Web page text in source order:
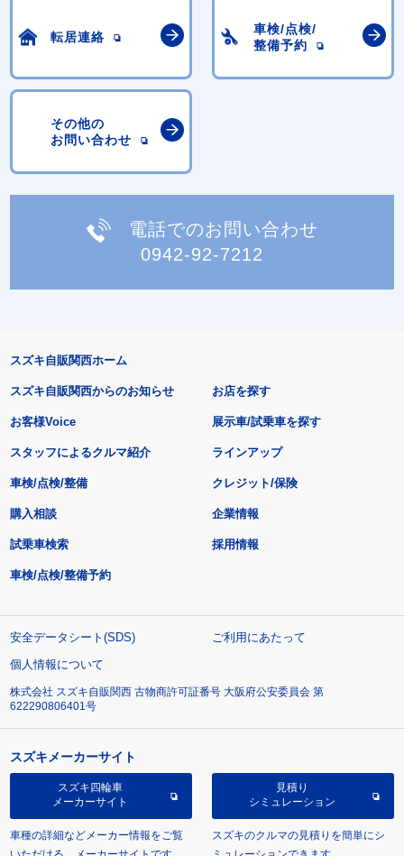
転居連絡
車検/点検/
整備予約
その他の
お問い合わせ
電話でのお問い合わせ
0942-92-7212
スズキ自販関西ホーム
スズキ自販関西からのお知らせ
お客様Voice
スタッフによるクルマ紹介
お店を探す
展示車/試乗車を探す
ラインアップ
車検/点検/整備 クレジット/保険
購入相談
試乗車検索
車検/点検/整備予約
企業情報
採用情報
安全データシート(SDS)
ご利用にあたって
個人情報について
株式会社 スズキ自販関西 古物商許可証番号 大阪府公安委員会 第
622290806401号
スズキメーカーサイト
スズキ四輪車
メーカーサイト
車種の詳細などメーカー情報をご覧
見積り
シミュレーション
スズキのクルマの見積りを簡単にシ